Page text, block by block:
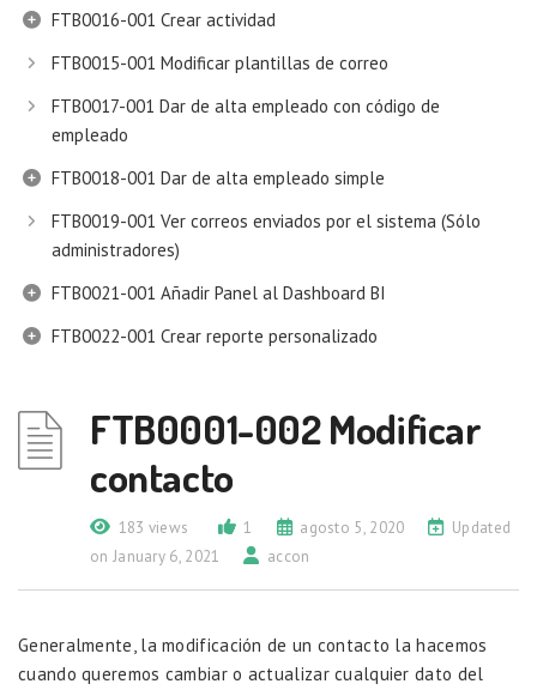
FTB0016-001 Crear actividad
FTB0015-001 Modificar plantillas de correo
FTB0017-001 Dar de alta empleado con código de
empleado
FTB0018-001 Dar de alta empleado simple
FTB0019-001 Ver correos enviados por el sistema (Sólo
administradores)
FTB0021-001 Añadir Panel al Dashboard BI
FTB0022-001 Crear reporte personalizado
FTB0001-002 Modificar
contacto
183 views 1 agosto 5, 2020
Updated
on January 6, 2021
accon
Generalmente, la modificación de un contacto la hacemos
cuando queremos cambiar o actualizar cualquier dato del